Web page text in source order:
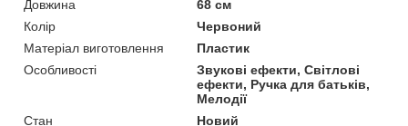
Довжина
68 см
Колір
Червоний
Матеріал виготовлення
Пластик
Особливості
Звукові ефекти, Світлові
ефекти, Ручка для батьків,
Мелодії
Стан
Новий